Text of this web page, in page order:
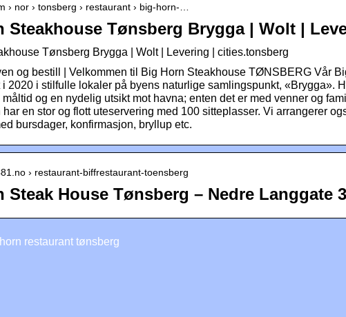
› nor › tonsberg › restaurant › big-horn-…
Steakhouse Tønsberg Brygga | Wolt |
Tønsberg Brygga | Wolt | Levering | cities.tonsberg
og bestill | Velkommen til Big Horn Steakhouse TØNSBERG Vår
i 2020 i stilfulle lokaler på byens naturlige samlingspunkt, «Brygga».
og en nydelig utsikt mot havna; enten det er med venner og
har en stor og flott uteservering med 100 sitteplasser. Vi arrangerer
bursdager, konfirmasjon, bryllup etc.
› restaurant-biffrestaurant-toensberg
Steak House Tønsberg – Nedre Langgate
restaurant tønsberg